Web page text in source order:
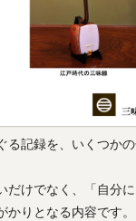
る記録を、いくつか
だけでなく、「自分
かりとなる内容です。